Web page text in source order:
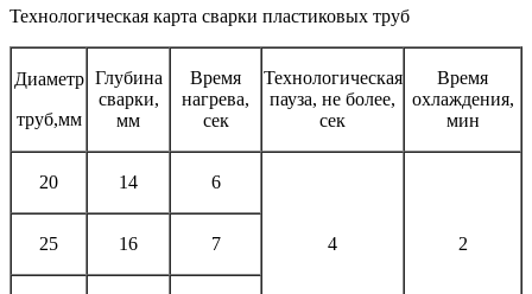
Технологическая карта сварки пластиковых труб
Диаметр
труб,мм
Глубина
сварки,
мм
Время
нагрева,
сек
Технологическая
пауза, не более,
сек
Время
охлаждения,
мин
20 14 6
4 2
25 16 7